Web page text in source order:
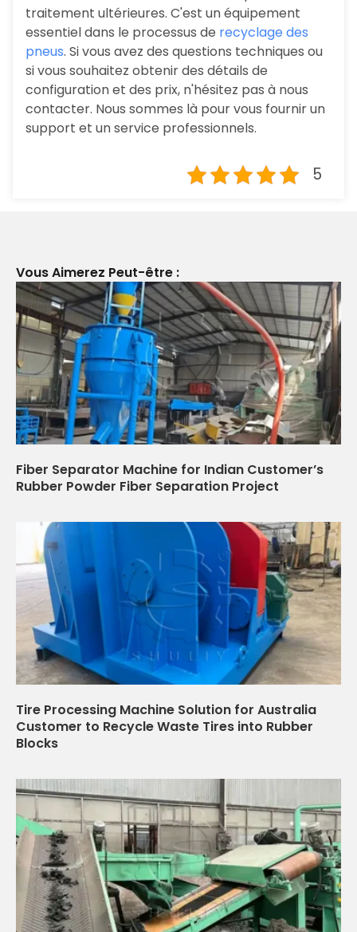
traitement ultérieures. C'est un équipement
essentiel dans le processus de recyclage des
pneus. Si vous avez des questions techniques ou
si vous souhaitez obtenir des détails de
configuration et des prix, n'hésitez pas à nous
contacter. Nous sommes là pour vous fournir un
support et un service professionnels.
5
Vous Aimerez Peut-être :
Fiber Separator Machine for Indian Customer’s
Rubber Powder Fiber Separation Project
Tire Processing Machine Solution for Australia
Customer to Recycle Waste Tires into Rubber
Blocks